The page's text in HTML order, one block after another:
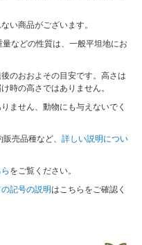
い商品がございます。
などの性質は、一般平坦地にお
のおおよその目安です。高さは
時の高さではありません。
ません、動物にも与えないでく
販売品種など、詳しい説明につい
をご覧ください。
記号の説明はこちらをご確認く